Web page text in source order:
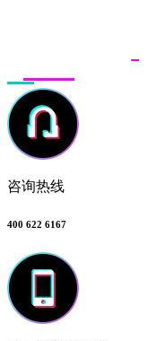
咨询热线
400 622 6167